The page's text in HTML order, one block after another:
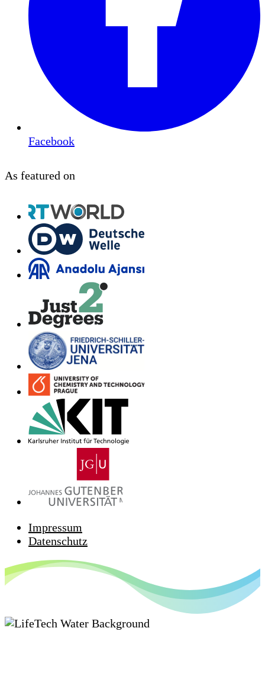
Facebook
As featured on
Impressum
Datenschutz